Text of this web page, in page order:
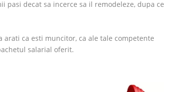
decat sa incerce sa il remodeleze, dupa ce
ca esti muncitor, ca ale tale competente
salarial oferit.